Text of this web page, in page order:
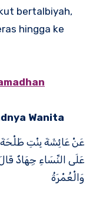
bertalbiyah,
hingga ke
Wanita
عَنْ عَائِشَةَ بِنْتِ
عَلَى النِّسَاءِ جِهَادٌ
وَالْعُمْرَةُ